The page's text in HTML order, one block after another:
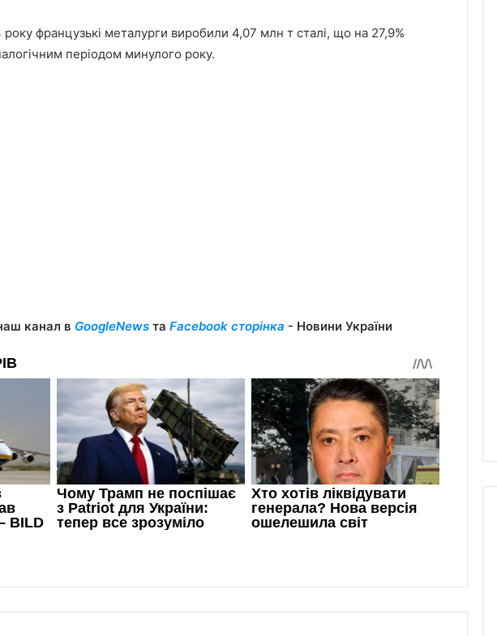
французькі металурги виробили 4,07 млн т сталі, що на 27,9%
періодом минулого року.
канал в GoogleNewsта Facebook сторінка - Новини України